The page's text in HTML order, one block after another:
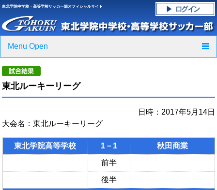
東北学院中学校・高等学校サッカー部オフィシャルサイト
Menu Open
クラブ紹介・進路実績
スケジュール
グラウンド・施設紹介
フォトギャラリー
東北ルーキーリーグ
日時：2017年5月14日
大会名：東北ルーキーリーグ
東北学院高等学校 1－1 秋田商業
前半
後半